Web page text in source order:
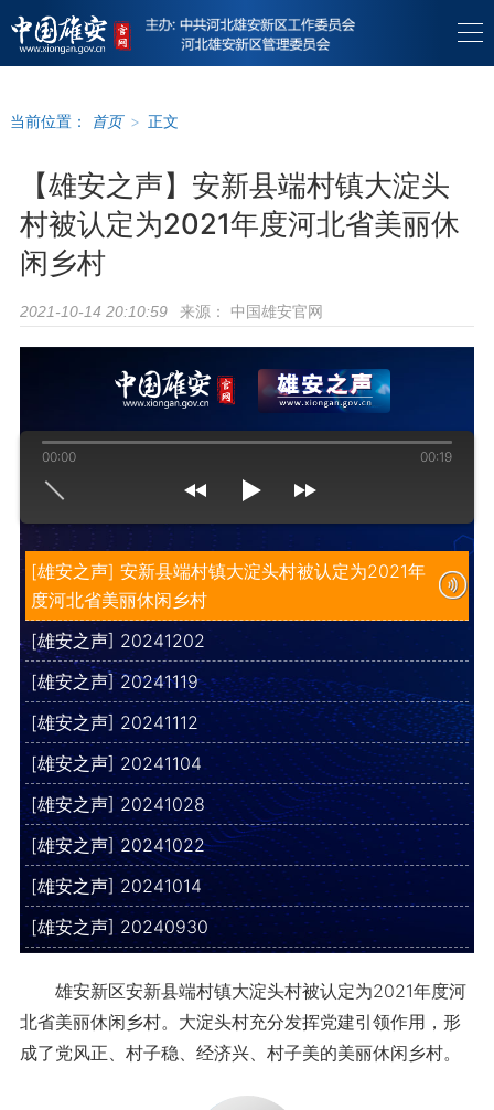
当前位置： 首页 > 正文
【雄安之声】安新县端村镇大淀头
村被认定为2021年度河北省美丽休
闲乡村
2021-10-14 20:10:59 来源： 中国雄安官网
[雄安之声] 安新县端村镇大淀头村被认定为2021年
度河北省美丽休闲乡村
[雄安之声] 20241202
[雄安之声] 20241119
[雄安之声] 20241112
[雄安之声] 20241104
[雄安之声] 20241028
[雄安之声] 20241022
[雄安之声] 20241014
[雄安之声] 20240930
00:00 00:19
雄安新区安新县端村镇大淀头村被认定为2021年度河
北省美丽休闲乡村。大淀头村充分发挥党建引领作用，形
成了党风正、村子稳、经济兴、村子美的美丽休闲乡村。